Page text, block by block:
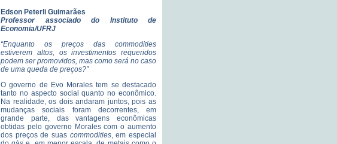
Edson Peterli Guimarães
Professor associado do Instituto de
Economia/UFRJ
“Enquanto os preços das commodities
estiverem altos, os investimentos requeridos
podem ser promovidos, mas como será no caso
de uma queda de preços?”
O governo de Evo Morales tem se destacado
tanto no aspecto social quanto no econômico.
Na realidade, os dois andaram juntos, pois as
mudanças sociais foram decorrentes, em
grande parte, das vantagens econômicas
obtidas pelo governo Morales com o aumento
dos preços de suas commodities, em especial